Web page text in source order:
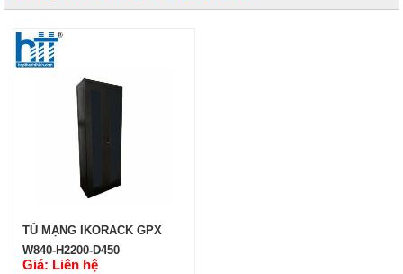
TỦ MẠNG IKORACK GPX
W840-H2200-D450
Giá: Liên hệ